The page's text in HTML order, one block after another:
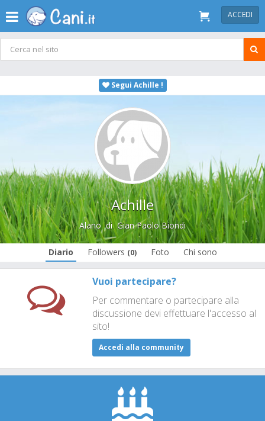
ACCEDI
Segui Achille !
Achille
AlanodiGian Paolo Biondi
Diario Followers (0) Foto Chi sono
Vuoi partecipare?
Per commentare o partecipare alla
discussione devi effettuare l'accesso al
sito!
Accedi alla community